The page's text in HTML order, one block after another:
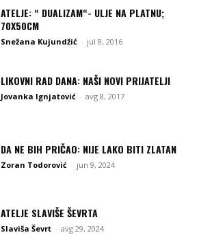
ATELJE: “ DUALIZAM“- ULJE NA PLATNU;
70X50CM
Snežana Kujundžić - jul 8, 2016
LIKOVNI RAD DANA: NAŠI NOVI PRIJATELJI
Jovanka Ignjatović - avg 8, 2017
DA NE BIH PRIČAO: NIJE LAKO BITI ZLATAN
Zoran Todorović - jun 9, 2024
ATELJE SLAVIŠE ŠEVRTA
Slaviša Ševrt - avg 29, 2024